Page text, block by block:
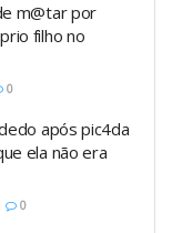
m@tar por
filho no
0
após pic4da
ela não era
0